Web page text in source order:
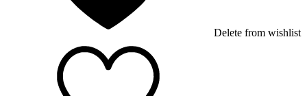
Delete from wishlist